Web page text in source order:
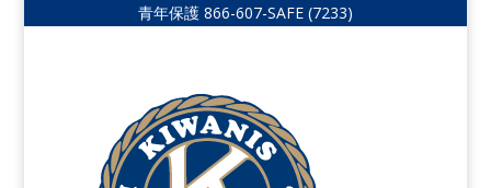
青年保護 866-607-SAFE (7233)